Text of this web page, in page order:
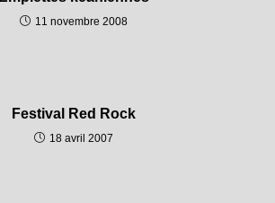
11 novembre 2008
Festival Red Rock
18 avril 2007